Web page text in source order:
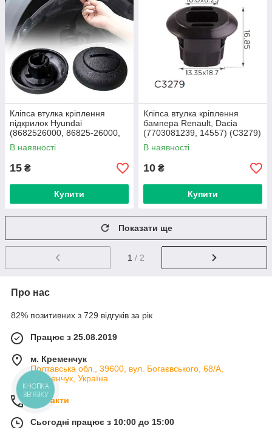
Кліпса втулка кріплення
підкрилок Hyundai
(8682526000, 86825-26000,
20121) (C1959)
В наявності
15 ₴
Купити
Кліпса втулка кріплення
бампера Renault, Dacia
(7703081239, 14557) (C3279)
В наявності
10 ₴
Купити
Показати ще
1 / 2
Про нас
82% позитивних з 729 відгуків за рік
Працює з 25.08.2019
м. Кременчук
Полтавська обл., 39600, вул. Богаєвського, 68/А,
Кременчук, Україна
Контакти
Сьогодні працює з 10:00 до 15:00
КНОПКА
ЗВ'ЯЗКУ